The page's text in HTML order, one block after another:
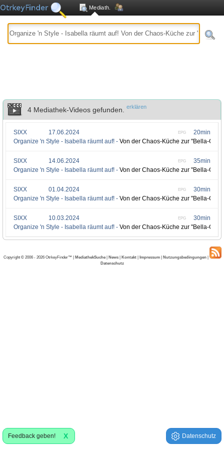
Mediath.
4 Mediathek-Videos gefunden. erklären
20min
EPG
SIXX
17.06.2024
Organize 'n Style - Isabella räumt auf! - Von der Chaos-Küche zur "Bella-
35min
EPG
SIXX
14.06.2024
Organize 'n Style - Isabella räumt auf! - Von der Chaos-Küche zur "Bella-
30min
EPG
SIXX
01.04.2024
Organize 'n Style - Isabella räumt auf! - Von der Chaos-Küche zur "Bella-
30min
EPG
SIXX
10.03.2024
Organize 'n Style - Isabella räumt auf! - Von der Chaos-Küche zur "Bella-
Copyright © 2006 - 2026 OtrkeyFinder™ | MediathekSuche | News | Kontakt | Impressum | Nutzungsbedingungen |
Datenschutz
Feedback geben! X Datenschutz